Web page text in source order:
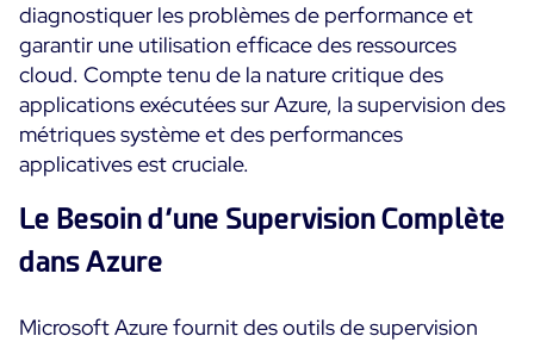
Programme ON-Partner
Programme Partenaires MSP
Centreon et AWS
Services
Professional Services
Customer Care
Formation
Communauté
The Watch
Open Source
RESSOURCES
diagnostiquer les problèmes de performance et
garantir une utilisation efficace des ressources
cloud. Compte tenu de la nature critique des
applications exécutées sur Azure, la supervision des
métriques système et des performances
applicatives est cruciale.
Le Besoin d’une Supervision Complète
dans Azure
Microsoft Azure fournit des outils de supervision